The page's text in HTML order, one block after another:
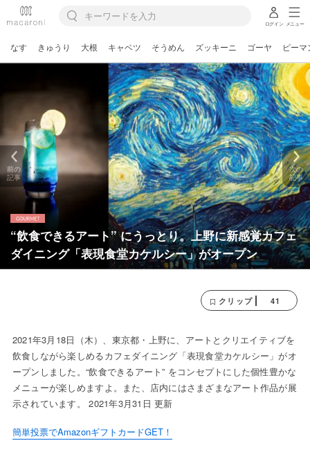
ログイン メニュー
なす きゅうり 大根 キャベツ そうめん ズッキーニ ゴーヤ ピーマ
“飲食できるアート” にうっとり。上野に新感覚カフェ
ダイニング「表現食堂カケルシー」がオープン
前の
記事
次の
記事
クリップ 41
2021年3月18日（木）、東京都・上野に、アートとクリエイティブを
飲食しながら楽しめるカフェダイニング「表現食堂カケルシー」がオ
ープンしました。“飲食できるアート” をコンセプトにした個性豊かな
メニューが楽しめますよ。また、店内にはさまざまなアート作品が展
示されています。 2021年3月31日 更新
簡単投票でAmazonギフトカードGET！